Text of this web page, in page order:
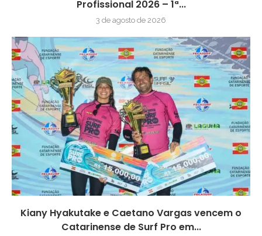
Profissional 2026 – 1ª...
3 de agosto de 2026
Kiany Hyakutake e Caetano Vargas vencem o
Catarinense de Surf Pro em...